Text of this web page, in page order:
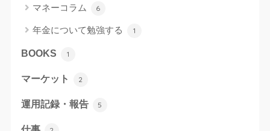
マネーコラム 6
年金について勉強する 1
BOOKS 1
マーケット 2
運用記録・報告 5